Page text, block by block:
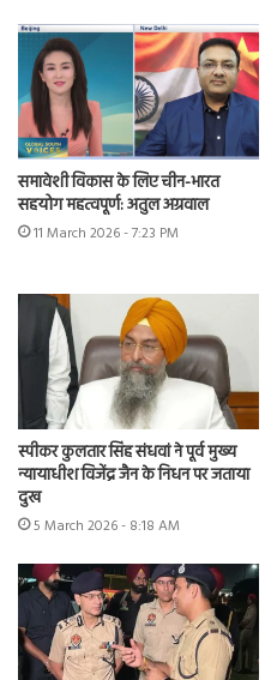
समावेशी विकास के लिए चीन-भारत
सहयोग महत्वपूर्ण: अतुल अग्रवाल
11 March 2026 - 7:23 PM
स्पीकर कुलतार सिंह संधवां ने पूर्व मुख्य
न्यायाधीश विजेंद्र जैन के निधन पर जताया
दुख
5 March 2026 - 8:18 AM